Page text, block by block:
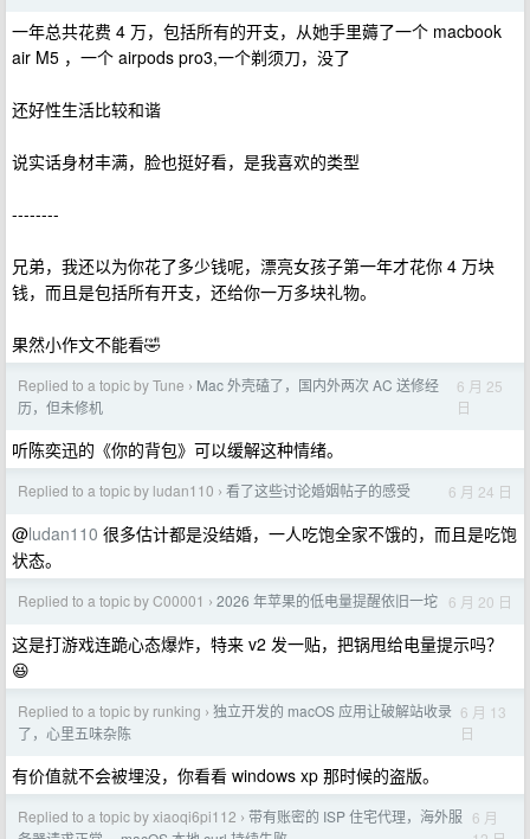
一年总共花费 4 万，包括所有的开支，从她手里薅了一个 macbook
air M5 ，一个 airpods pro3,一个剃须刀，没了
还好性生活比较和谐
说实话身材丰满，脸也挺好看，是我喜欢的类型
--------
兄弟，我还以为你花了多少钱呢，漂亮女孩子第一年才花你 4 万块
钱，而且是包括所有开支，还给你一万多块礼物。
果然小作文不能看🤣
Replied to a topic by Tune › Mac 外壳磕了，国内外两次 AC 送修经
历，但未修机
6 月 25
日
听陈奕迅的《你的背包》可以缓解这种情绪。
Replied to a topic by ludan110 › 看了这些讨论婚姻帖子的感受 6 月 24 日
@ludan110 很多估计都是没结婚，一人吃饱全家不饿的，而且是吃饱
状态。
Replied to a topic by C00001 › 2026 年苹果的低电量提醒依旧一坨 6 月 20 日
这是打游戏连跪心态爆炸，特来 v2 发一贴，把锅甩给电量提示吗？
😆
Replied to a topic by runking › 独立开发的 macOS 应用让破解站收录
了，心里五味杂陈
6 月 13
日
有价值就不会被埋没，你看看 windows xp 那时候的盗版。
Replied to a topic by xiaoqi6pi112 › 带有账密的 ISP 住宅代理，海外服 6 月